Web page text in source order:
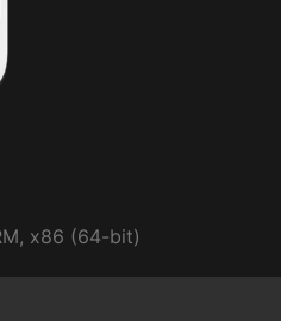
x86 (64-bit)